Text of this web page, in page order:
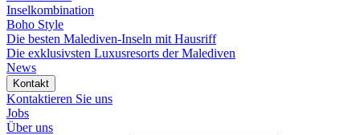
Inselkombination
Boho Style
Die besten Malediven-Inseln mit Hausriff
Die exklusivsten Luxusresorts der Malediven
News
Kontakt
Kontaktieren Sie uns
Jobs
Über uns